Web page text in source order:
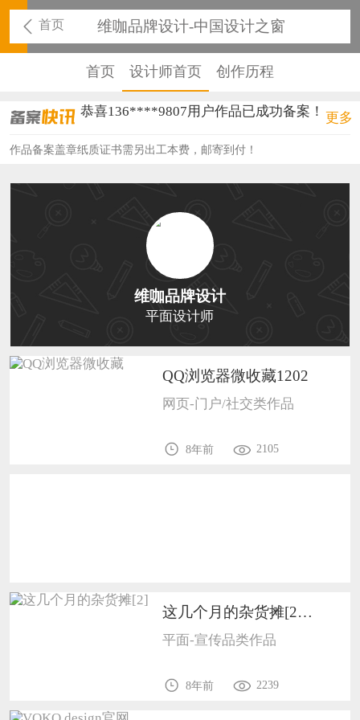
首页 维咖品牌设计-中国设计之窗
首页 设计师首页 创作历程
恭喜136****9807用户作品已成功备案！
恭喜159****4201用户作品已成功备案！
恭喜133****6466用户作品已成功备案！
恭喜131****1475用户作品已成功备案！
恭喜138****8638用户作品已成功备案！
恭喜133****9020用户作品已成功备案！
更多
作品备案盖章纸质证书需另出工本费，邮寄到付！
维咖品牌设计
平面设计师
QQ浏览器微收藏1202
网页-门户/社交类作品
8年前 2105
这几个月的杂货摊[2]1006
平面-宣传品类作品
8年前 2239